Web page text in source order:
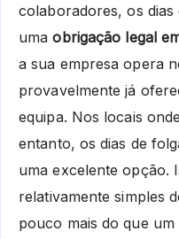
colaboradores, os
umaobrigação legal
a sua empresa opera
provavelmente já
equipa. Nos locais
entanto, os dias de
uma excelente opção.
relativamente simples
pouco mais do que